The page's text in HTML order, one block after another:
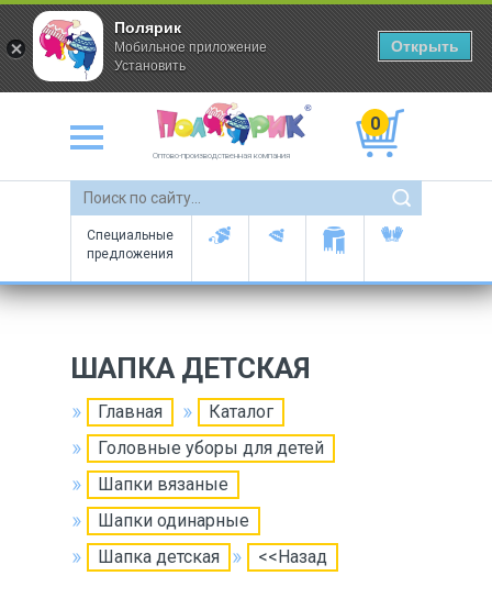
Оптово-производственная компания
0
Специальные
предложения
ШАПКА ДЕТСКАЯ
Главная
Каталог
Головные уборы для детей
Шапки вязаные
Шапки одинарные
Шапка детская
<<Назад
Полярик
Мобильное приложение
Установить
Открыть